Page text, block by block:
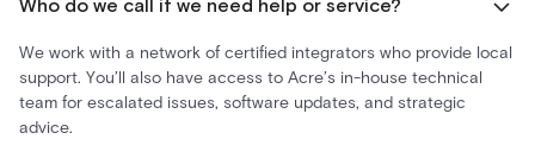
Who do we call if we need help or service?​
We work with a network of certified integrators who provide local
support. You’ll also have access to Acre’s in-house technical
team for escalated issues, software updates, and strategic
advice.​